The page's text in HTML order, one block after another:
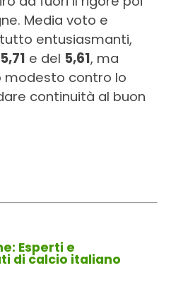
Media voto e
entusiasmanti,
5,71 e del 5,61, ma
modesto contro lo
continuità al buon
Esperti e
di calcio italiano